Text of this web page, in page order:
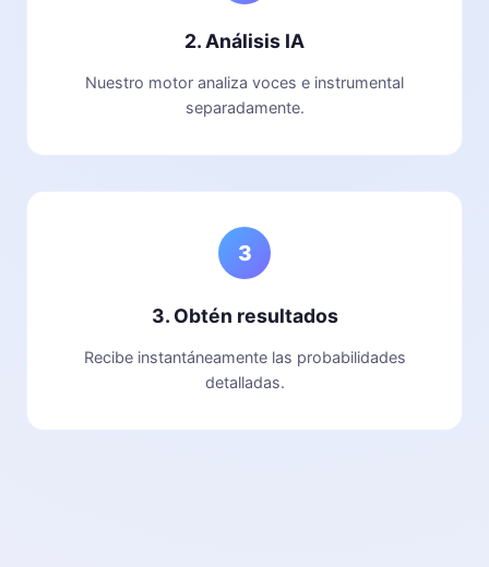
2. Análisis IA
Nuestro motor analiza voces e instrumental
separadamente.
3
3. Obtén resultados
Recibe instantáneamente las probabilidades
detalladas.